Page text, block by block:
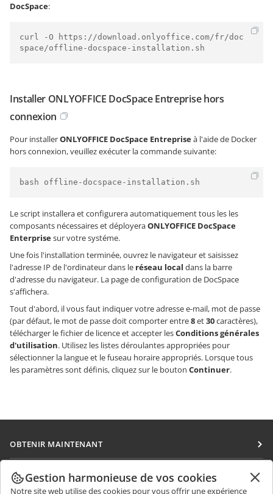
DocSpace:
curl -O https://download.onlyoffice.com/fr/doc
space/offline-docspace-installation.sh
Installer ONLYOFFICE DocSpace Entreprise hors
connexion
Pour installerONLYOFFICE DocSpace Entrepriseà l'aide de Docker
hors connexion, veuillez exécuter la commande suivante:
bash offline-docspace-installation.sh
Le script installera et configurera automatiquement tous les les
composants nécessaires et déployeraONLYOFFICE DocSpace
Enterprisesur votre systéme.
Une fois l'installation terminée, ouvrez le navigateur et saisissez
l'adresse IP de l'ordinateur dans le réseau local dans la barre
d'adresse du navigateur. La page de configuration de DocSpace
s'affichera.
Tout d'abord, il vous faut indiquer votre adresse e-mail, mot de passe
(par défaut, le mot de passe doit comporter entre8et30caractères),
télécharger le fichier de licence et accepter lesConditions générales
d'utilisation. Utilisez les listes déroulantes appropriées pour
sélectionner la langue et le fuseau horaire appropriés. Lorsque tous
les paramètres sont définis, cliquez sur le bouton Continuer.
OBTENIR MAINTENANT
Docs
DocSpace
COLLABORATION
Gestion harmonieuse de vos cookies
Notre site web utilise des cookies pour vous offrir une expérience